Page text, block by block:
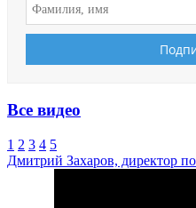
Все видео
1 2 3 4 5
Дмитрий Захаров, директор